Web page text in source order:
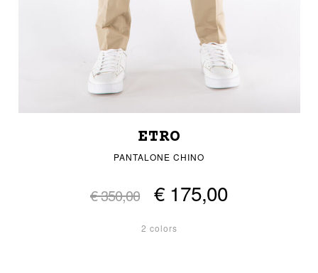
ETRO
PANTALONE CHINO
€ 350,00 € 175,00
2 colors